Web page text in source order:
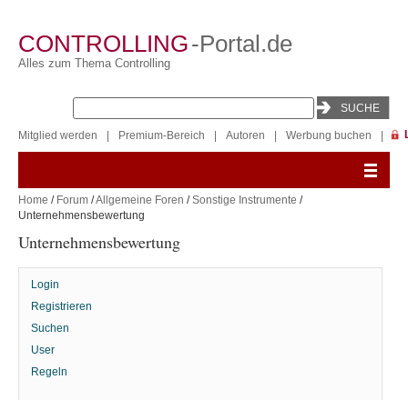
CONTROLLING-Portal.de
Alles zum Thema Controlling
Mitglied werden Premium-Bereich Autoren Werbung buchen
Home / Forum /Allgemeine Foren /Sonstige Instrumente /
Unternehmensbewertung
Unternehmensbewertung
Login
Registrieren
Suchen
User
Regeln